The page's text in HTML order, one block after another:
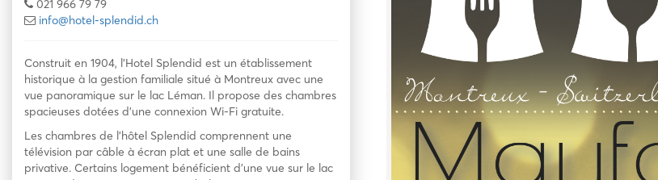
021 966 79 79
info@hotel-splendid.ch
Construit en 1904, l’Hotel Splendid est un établissement
historique à la gestion familiale situé à Montreux avec une
vue panoramique sur le lac Léman. Il propose des chambres
spacieuses dotées d’une connexion Wi-Fi gratuite.
Les chambres de l’hôtel Splendid comprennent une
télévision par câble à écran plat et une salle de bains
privative. Certains logement bénéficient d’une vue sur le lac